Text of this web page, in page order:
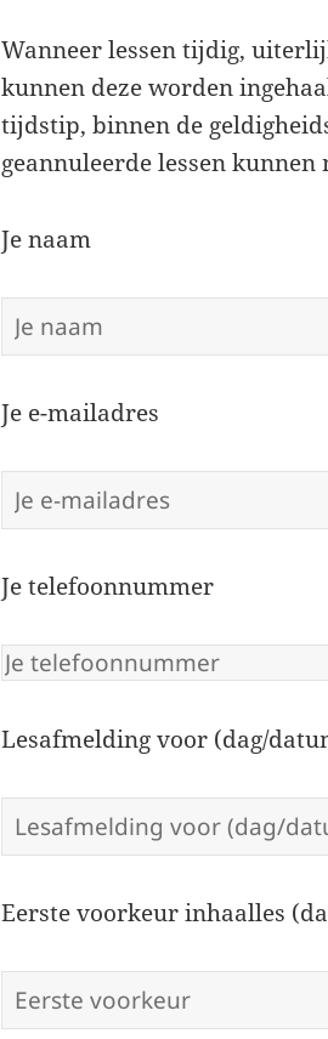
Wanneer lessen tijdig,
kunnen deze worden
tijdstip, binnen de
geannuleerde lessen
Je naam
Je e-mailadres
Je telefoonnummer
Lesafmelding voor (dag/
Eerste voorkeur inhaalles